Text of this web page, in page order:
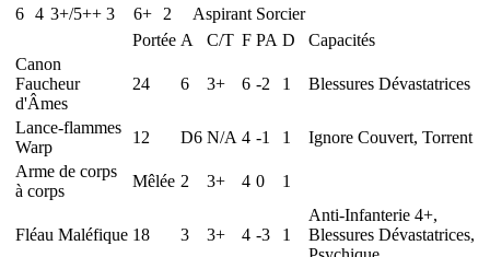
6 4 3+/5++ 3 6+ 2
Aspirant Sorcier
Portée A C/T F PA D
Capacités
Canon
Faucheur
d'Âmes
24 6 3+ 6 -2 1 Blessures Dévastatrices
Lance-flammes
Warp
12 D6 N/A 4 -1 1
Ignore Couvert, Torrent
Arme de corps
à corps
Mêlée 2 3+ 4 0 1
Fléau Maléfique 18 3 3+ 4 -3 1
Anti-Infanterie 4+,
Blessures Dévastatrices,